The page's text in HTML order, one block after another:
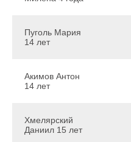
Пуголь Мария
14 лет
Акимов Антон
14 лет
Хмелярский
Даниил 15 лет